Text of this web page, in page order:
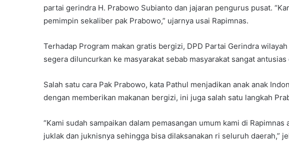
partai gerindra H. Prabowo Subianto dan jajaran pengurus pusat.
pemimpin sekaliber pak Prabowo,” ujarnya usai Rapimnas.
Terhadap Program makan gratis bergizi, DPD Partai Gerindra
segera diluncurkan ke masyarakat sebab masyarakat sangat
Salah satu cara Pak Prabowo, kata Pathul menjadikan anak anak
dengan memberikan makanan bergizi, ini juga salah satu langkah
“Kami sudah sampaikan dalam pemasangan umum kami di
juklak dan juknisnya sehingga bisa dilaksanakan ri seluruh daerah,”